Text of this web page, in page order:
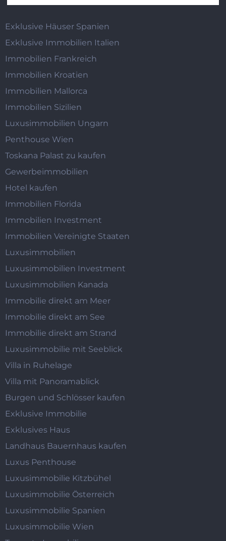
Exklusive Häuser Spanien
Exklusive Immobilien Italien
Immobilien Frankreich
Immobilien Kroatien
Immobilien Mallorca
Immobilien Sizilien
Luxusimmobilien Ungarn
Penthouse Wien
Toskana Palast zu kaufen
Gewerbeimmobilien
Hotel kaufen
Immobilien Florida
Immobilien Investment
Immobilien Vereinigte Staaten
Luxusimmobilien
Luxusimmobilien Investment
Luxusimmobilien Kanada
Immobilie direkt am Meer
Immobilie direkt am See
Immobilie direkt am Strand
Luxusimmobilie mit Seeblick
Villa in Ruhelage
Villa mit Panoramablick
Burgen und Schlösser kaufen
Exklusive Immobilie
Exklusives Haus
Landhaus Bauernhaus kaufen
Luxus Penthouse
Luxusimmobilie Kitzbühel
Luxusimmobilie Österreich
Luxusimmobilie Spanien
Luxusimmobilie Wien